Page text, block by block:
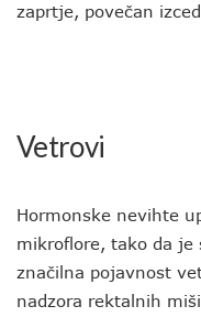
zaprtje, povečan
Vetrovi
Hormonske nevihte
mikroflore, tako da je
značilna pojavnost
nadzora rektalnih